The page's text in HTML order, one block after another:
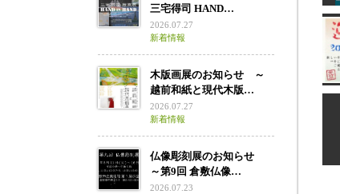
三宅得司 HAND…
2026.07.27
新着情報
木版画展のお知らせ ～
越前和紙と現代木版…
2026.07.27
新着情報
仏像彫刻展のお知らせ
～第9回 倉敷仏像…
2026.07.23